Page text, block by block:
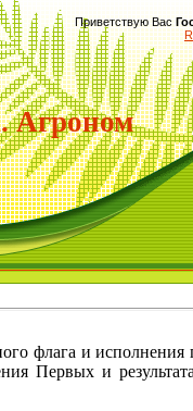
Приветствую Вас
флага и
Первых и